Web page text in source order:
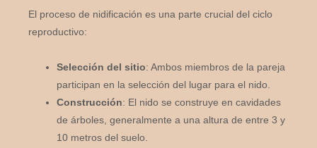
El proceso de nidificación es una parte crucial del ciclo
reproductivo:
Selección del sitio: Ambos miembros de la pareja
participan en la selección del lugar para el nido.
Construcción: El nido se construye en cavidades
de árboles, generalmente a una altura de entre 3 y
10 metros del suelo.